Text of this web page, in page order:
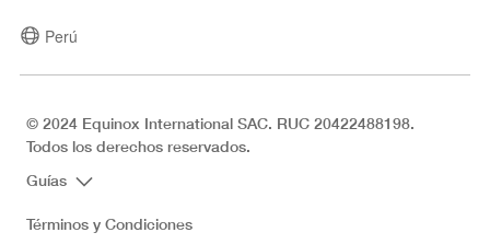
Perú
© 2024 Equinox International SAC. RUC 20422488198.
Todos los derechos reservados.
Guías
Términos y Condiciones